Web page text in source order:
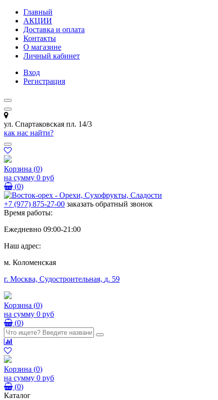
Главный
АКЦИИ
Доставка и оплата
Контакты
О магазине
Личный кабинет
Вход
Регистрация
ул. Спартаковская пл. 14/3
как нас найти?
Корзина (0)
на сумму 0 руб
(0)
+7 (977) 875-27-00 заказать обратный звонок
Время работы:
Ежедневно 09:00-21:00
Наш адрес:
м. Коломенская
г. Москва, Судостроительная, д. 59
Корзина (0)
на сумму 0 руб
(0)
Корзина (0)
на сумму 0 руб
(0)
Каталог